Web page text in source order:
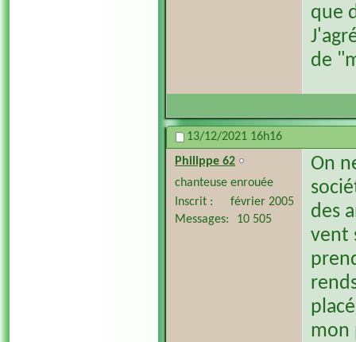
que
de
13/12/2021 16h16
Philippe 62
chanteuse enrouée
Inscrit
février 2005
Messages
10 505
On
des
vent
mon